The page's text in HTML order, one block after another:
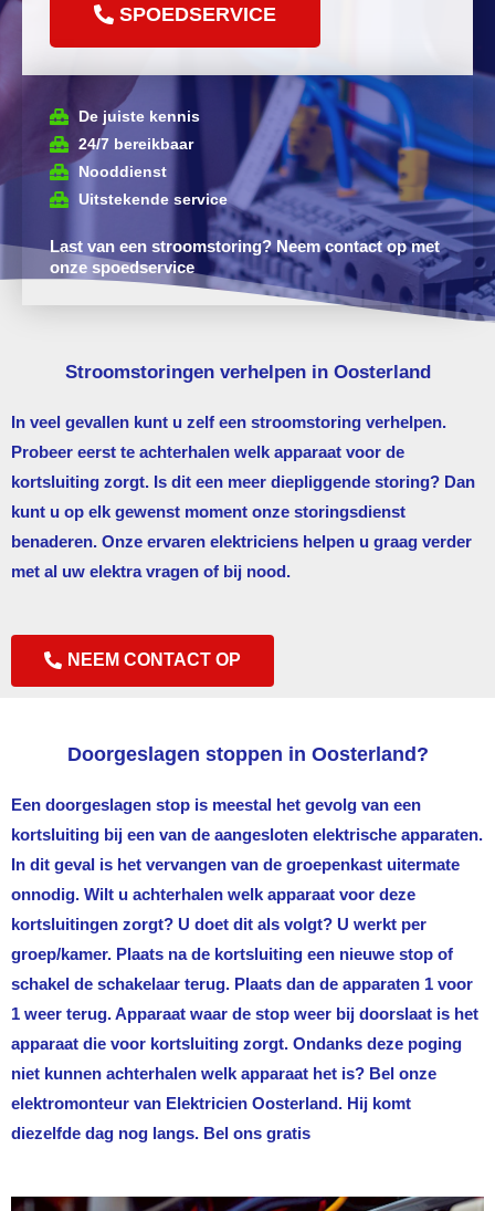
SPOEDSERVICE
De juiste kennis
24/7 bereikbaar
Nooddienst
Uitstekende service
Last van een stroomstoring? Neem contact op met
onze spoedservice
Stroomstoringen verhelpen in Oosterland
In veel gevallen kunt u zelf een stroomstoring verhelpen.
Probeer eerst te achterhalen welk apparaat voor de
kortsluiting zorgt. Is dit een meer diepliggende storing? Dan
kunt u op elk gewenst moment onze storingsdienst
benaderen. Onze ervaren elektriciens helpen u graag verder
met al uw elektra vragen of bij nood.
NEEM CONTACT OP
Doorgeslagen stoppen in Oosterland?
Een doorgeslagen stop is meestal het gevolg van een
kortsluiting bij een van de aangesloten elektrische apparaten.
In dit geval is het vervangen van de groepenkast uitermate
onnodig. Wilt u achterhalen welk apparaat voor deze
kortsluitingen zorgt? U doet dit als volgt? U werkt per
groep/kamer. Plaats na de kortsluiting een nieuwe stop of
schakel de schakelaar terug. Plaats dan de apparaten 1 voor
1 weer terug. Apparaat waar de stop weer bij doorslaat is het
apparaat die voor kortsluiting zorgt. Ondanks deze poging
niet kunnen achterhalen welk apparaat het is? Bel onze
elektromonteur van Elektricien Oosterland. Hij komt
diezelfde dag nog langs. Bel ons gratis